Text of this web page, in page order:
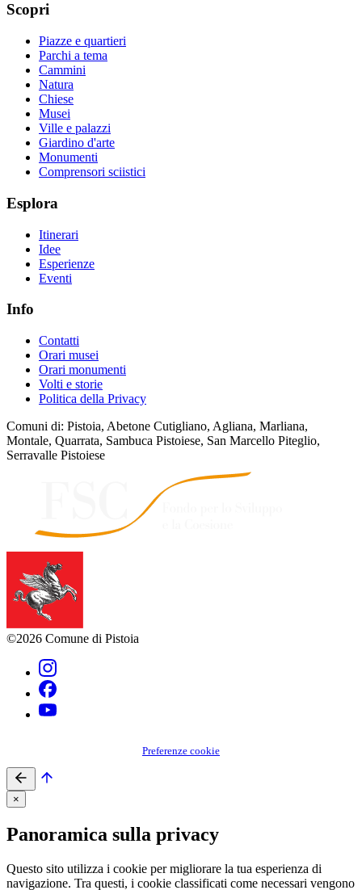
Scopri
Piazze e quartieri
Parchi a tema
Cammini
Natura
Chiese
Musei
Ville e palazzi
Giardino d'arte
Monumenti
Comprensori sciistici
Esplora
Itinerari
Idee
Esperienze
Eventi
Info
Contatti
Orari musei
Orari monumenti
Volti e storie
Politica della Privacy
Comuni di: Pistoia, Abetone Cutigliano, Agliana, Marliana,
Montale, Quarrata, Sambuca Pistoiese, San Marcello Piteglio,
Serravalle Pistoiese
©2026 Comune di Pistoia
Preferenze cookie
×
Panoramica sulla privacy
Questo sito utilizza i cookie per migliorare la tua esperienza di
navigazione. Tra questi, i cookie classificati come necessari vengono